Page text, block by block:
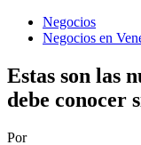
Negocios
Negocios en
Estas son las
debe conocer
Por